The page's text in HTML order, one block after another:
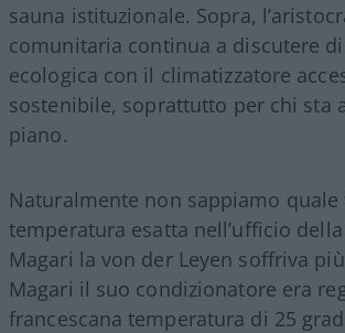
sauna istituzionale. Sopra,
comunitaria continua a discutere
ecologica con il climatizzatore
sostenibile, soprattutto per chi sta
piano.
Naturalmente non sappiamo quale
temperatura esatta nell’ufficio
Magari la von der Leyen soffriva
Magari il suo condizionatore era
francescana temperatura di 25